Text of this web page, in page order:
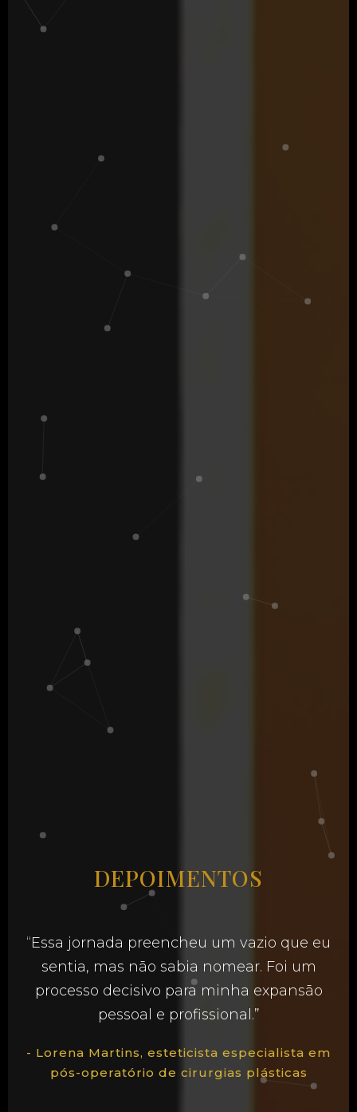
DEPOIMENTOS
“Essa jornada preencheu um vazio que eu
sentia, mas não sabia nomear. Foi um
processo decisivo para minha expansão
pessoal e profissional.”
- Lorena Martins, esteticista especialista em
pós-operatório de cirurgias plásticas